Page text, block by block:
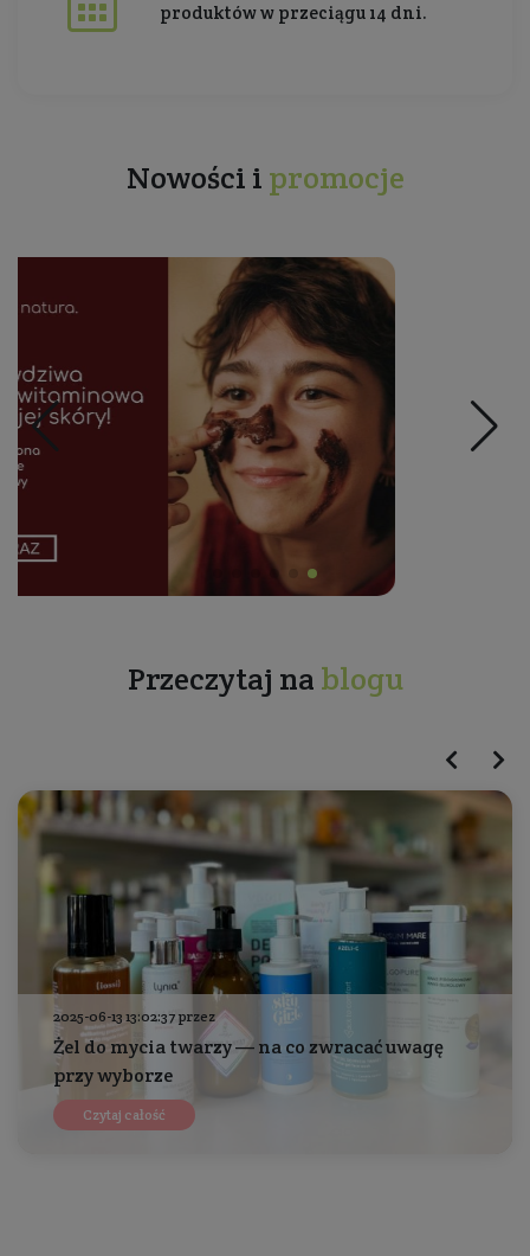
produktów w przeciągu 14 dni.
Nowości i promocje
Przeczytaj na blogu
2025-06-13 13:02:37 przez
Żel do mycia twarzy — na co zwracać uwagę
przy wyborze
Czytaj całość